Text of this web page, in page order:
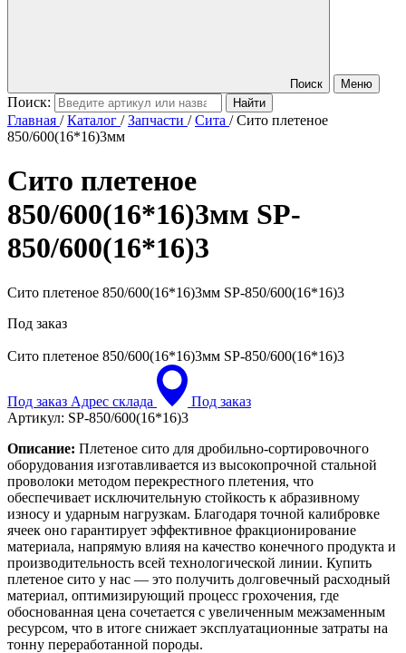
Поиск Меню
Поиск:
Главная /Каталог /Запчасти /Сита /Сито плетеное
850/600(16*16)3мм
Сито плетеное
850/600(16*16)3мм SP-
850/600(16*16)3
Сито плетеное 850/600(16*16)3мм SP-850/600(16*16)3
Под заказ
Сито плетеное 850/600(16*16)3мм SP-850/600(16*16)3
Под заказ Адрес склада
Под заказ
Артикул: SP-850/600(16*16)3
Описание: Плетеное сито для дробильно-сортировочного
оборудования изготавливается из высокопрочной стальной
проволоки методом перекрестного плетения, что
обеспечивает исключительную стойкость к абразивному
износу и ударным нагрузкам. Благодаря точной калибровке
ячеек оно гарантирует эффективное фракционирование
материала, напрямую влияя на качество конечного продукта и
производительность всей технологической линии. Купить
плетеное сито у нас — это получить долговечный расходный
материал, оптимизирующий процесс грохочения, где
обоснованная цена сочетается с увеличенным межзаменным
ресурсом, что в итоге снижает эксплуатационные затраты на
тонну переработанной породы.